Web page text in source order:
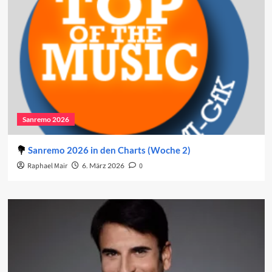
Sanremo 2026
Sanremo 2026 in den Charts (Woche 2)
Raphael Mair 6. März 2026 0